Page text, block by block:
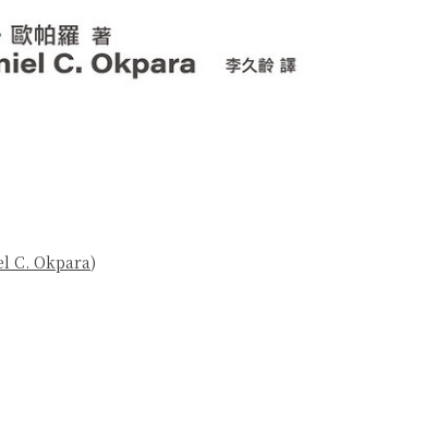
C. Okpara)